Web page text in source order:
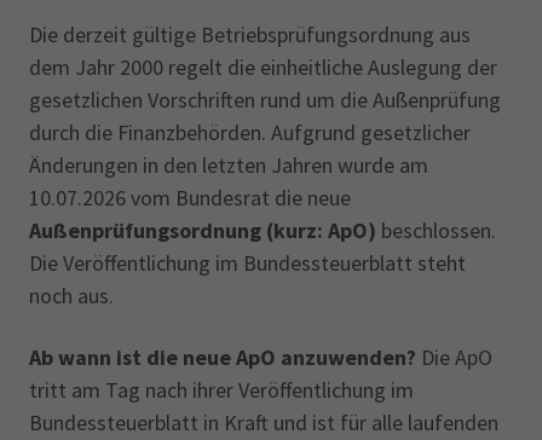
Die derzeit gültige Betriebsprüfungsordnung aus
dem Jahr 2000 regelt die einheitliche Auslegung der
gesetzlichen Vorschriften rund um die Außenprüfung
durch die Finanzbehörden. Aufgrund gesetzlicher
Änderungen in den letzten Jahren wurde am
10.07.2026 vom Bundesrat die neue
Außenprüfungsordnung (kurz: ApO) beschlossen.
Die Veröffentlichung im Bundessteuerblatt steht
noch aus.
Ab wann ist die neue ApO anzuwenden? Die ApO
tritt am Tag nach ihrer Veröffentlichung im
Bundessteuerblatt in Kraft und ist für alle laufenden